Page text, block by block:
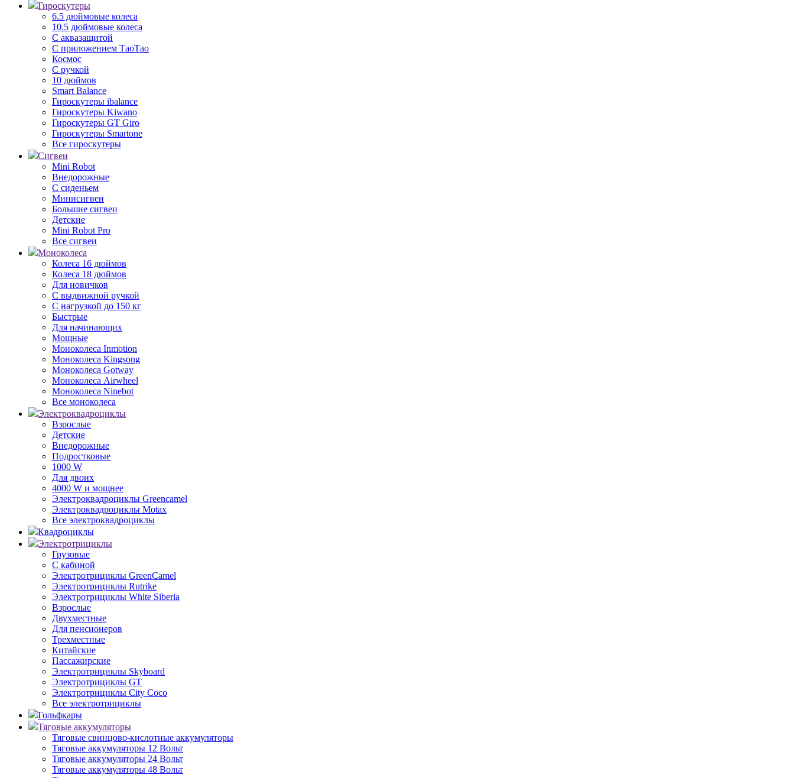
Гироскутеры
6.5 дюймовые колеса
10.5 дюймовые колеса
С аквазащитой
С приложением ТаоТао
Космос
С ручкой
10 дюймов
Smart Balance
Гироскутеры ibalance
Гироскутеры Kiwano
Гироскутеры GT Giro
Гироскутеры Smartone
Все гироскутеры
Сигвеи
Mini Robot
Внедорожные
С сиденьем
Минисигвеи
Большие сигвеи
Детские
Mini Robot Pro
Все сигвеи
Моноколеса
Колеса 16 дюймов
Колеса 18 дюймов
Для новичков
С выдвижной ручкой
С нагрузкой до 150 кг
Быстрые
Для начинающих
Мощные
Моноколеса Inmotion
Моноколеса Kingsong
Моноколеса Gotway
Моноколеса Airwheel
Моноколеса Ninebot
Все моноколеса
Электроквадроциклы
Взрослые
Детские
Внедорожные
Подростковые
1000 W
Для двоих
4000 W и мощнее
Электроквадроциклы Greencamel
Электроквадроциклы Motax
Все электроквадроциклы
Квадроциклы
Электротрициклы
Грузовые
С кабиной
Электротрициклы GreenCamel
Электротрициклы Rutrike
Электротрициклы White Siberia
Взрослые
Двухместные
Для пенсионеров
Трехместные
Китайские
Пассажирские
Электротрициклы Skyboard
Электротрициклы GT
Электротрициклы City Coco
Все электротрициклы
Гольфкары
Тяговые аккумуляторы
Тяговые свинцово-кислотные аккумуляторы
Тяговые аккумуляторы 12 Вольт
Тяговые аккумуляторы 24 Вольт
Тяговые аккумуляторы 48 Вольт